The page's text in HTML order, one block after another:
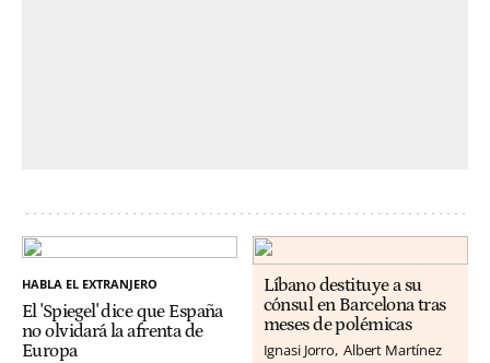
HABLA EL EXTRANJERO
El 'Spiegel' dice que España
no olvidará la afrenta de
Europa
Líbano destituye a su
cónsul en Barcelona tras
meses de polémicas
Ignasi Jorro Albert Martínez